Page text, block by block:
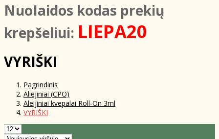
NuoIaidos kodas prekių
krepšeliui: LIEPA20
VYRIŠKI
Pagrindinis
Aliejiniai (CPO)
Aleijiniai kvepalai Roll-On 3ml
VYRIŠKI